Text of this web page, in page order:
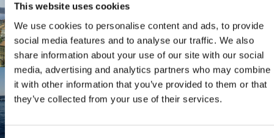
This website uses cookies
We use cookies to personalise content and ads, to provide
social media features and to analyse our traffic. We also
share information about your use of our site with our social
media, advertising and analytics partners who may combine
it with other information that you’ve provided to them or that
they’ve collected from your use of their services.
4. MELODIEN MIT
DEM "GESCHMACK
DES MEERES" -
MUSIK PROGRAMM
Mjesto:Mjesto: Jadranovo
JAKOVARSKA VESLA
2012. - REZULTATI